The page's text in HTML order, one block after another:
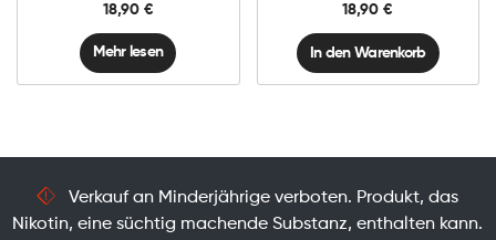
18,90 €
Mehr lesen
18,90€
In den Warenkorb
Verkauf an Minderjährige verboten. Produkt, das
Nikotin, eine süchtig machende Substanz, enthalten kann.